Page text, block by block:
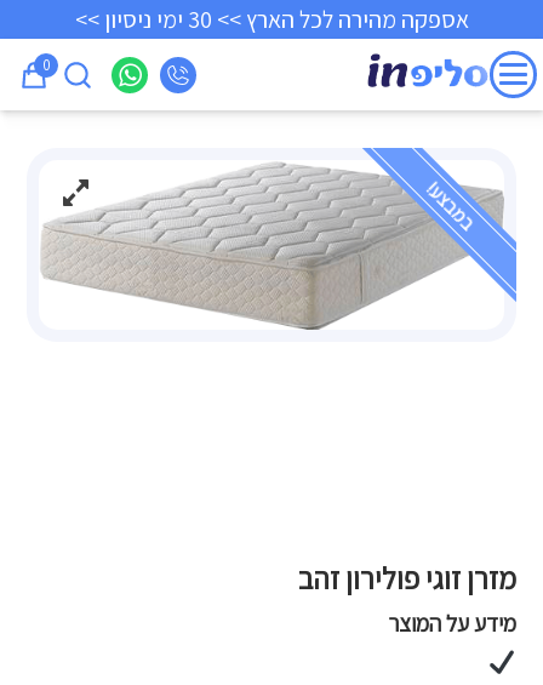
אספקה מהירה לכל הארץ >> 30 ימי ניסיון >>
0
במבצע!
מזרן זוגי פולירון זהב
מידע על המוצר